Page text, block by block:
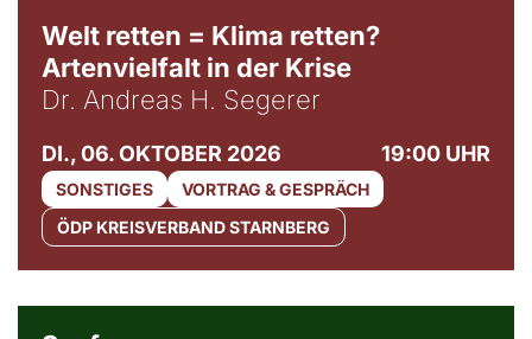
Welt retten = Klima retten?
Artenvielfalt in der Krise
Dr. Andreas H. Segerer
DI., 06. OKTOBER 2026 19:00 UHR
SONSTIGES
VORTRAG & GESPRÄCH
ÖDP KREISVERBAND STARNBERG